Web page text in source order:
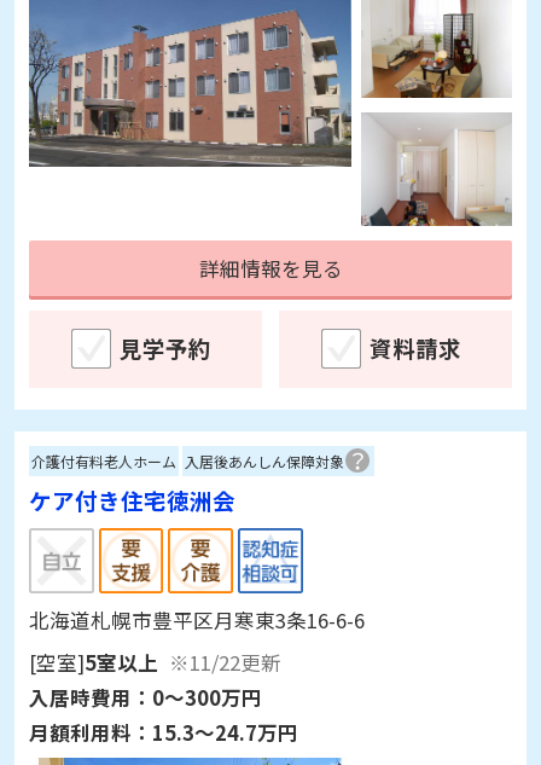
詳細情報を見る
見学予約 資料請求
介護付有料老人ホーム 入居後あんしん保障対象
ケア付き住宅徳洲会
北海道札幌市豊平区月寒東3条16-6-6
[空室]5室以上 ※11/22更新
入居時費用： 0～300万円
月額利用料： 15.3～24.7万円